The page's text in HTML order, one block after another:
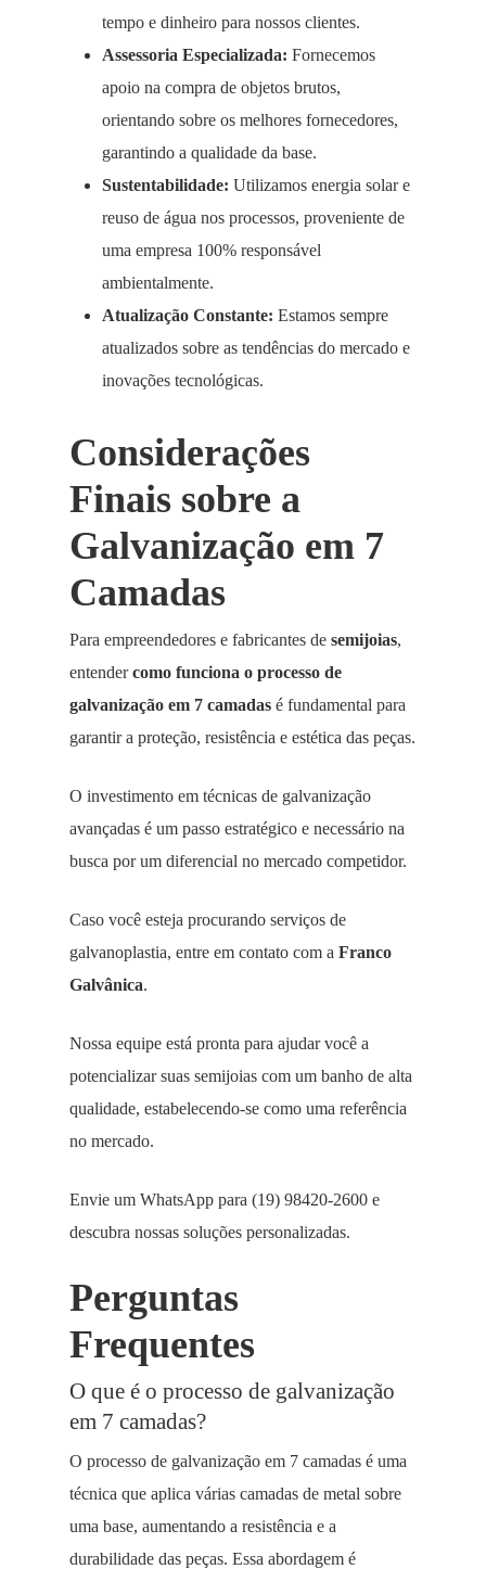
tempo e dinheiro para nossos clientes.
Assessoria Especializada: Fornecemos
apoio na compra de objetos brutos,
orientando sobre os melhores fornecedores,
garantindo a qualidade da base.
Sustentabilidade: Utilizamos energia solar e
reuso de água nos processos, proveniente de
uma empresa 100% responsável
ambientalmente.
Atualização Constante: Estamos sempre
atualizados sobre as tendências do mercado e
inovações tecnológicas.
Considerações
Finais sobre a
Galvanização em 7
Camadas
Para empreendedores e fabricantes de semijoias,
entendercomo funciona o processo de
galvanização em 7 camadas é fundamental para
garantir a proteção, resistência e estética das peças.
O investimento em técnicas de galvanização
avançadas é um passo estratégico e necessário na
busca por um diferencial no mercado competidor.
Caso você esteja procurando serviços de
galvanoplastia, entre em contato com a Franco
Galvânica.
Nossa equipe está pronta para ajudar você a
potencializar suas semijoias com um banho de alta
qualidade, estabelecendo-se como uma referência
no mercado.
Envie um WhatsApp para (19) 98420-2600 e
descubra nossas soluções personalizadas.
Perguntas
Frequentes
O que é o processo de galvanização
em 7 camadas?
O processo de galvanização em 7 camadas é uma
técnica que aplica várias camadas de metal sobre
uma base, aumentando a resistência e a
durabilidade das peças. Essa abordagem é